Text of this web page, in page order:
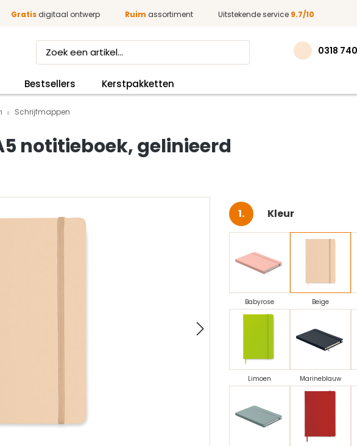
Gratisdigitaal ontwerp Ruim assortiment Uitstekende service 9.7/10
0318
Bestsellers Kerstpakketten
Schrijfmappen
notitieboek, gelinieerd
Selecteer
Kleur
Babyrose Beige
Limoen Marineblauw